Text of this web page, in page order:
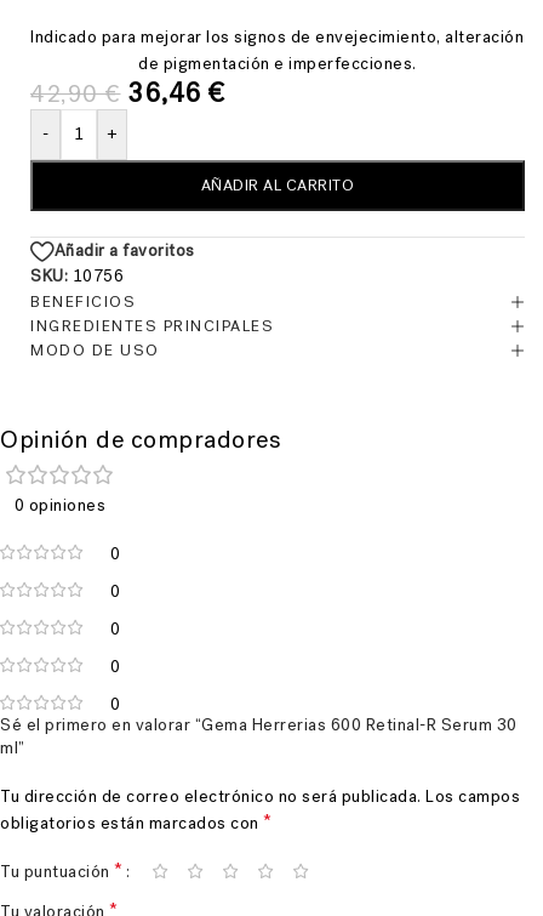
Indicado para mejorar los signos de envejecimiento, alteración
de pigmentación e imperfecciones.
42,90€ 36,46 €
- +
AÑADIR AL CARRITO
Añadir a favoritos
SKU: 10756
BENEFICIOS
INGREDIENTES PRINCIPALES
MODO DE USO
Opinión de compradores
0 opiniones
0
0
0
0
0
Sé el primero en valorar “Gema Herrerias 600 Retinal-R Serum 30
ml”
Tu dirección de correo electrónico no será publicada. Los campos
obligatorios están marcados con *
Tu puntuación *